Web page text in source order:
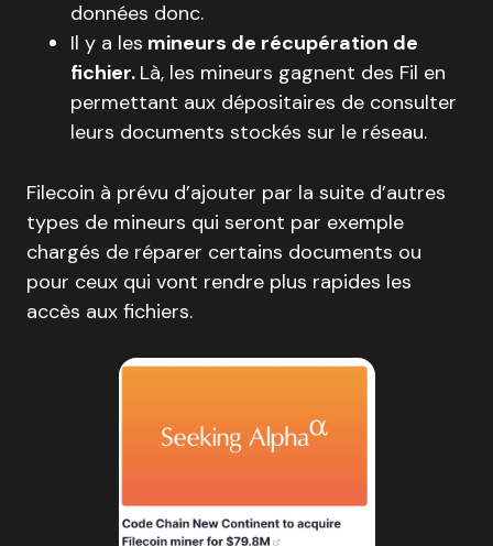
données donc.
Il y a les mineurs de récupération de
fichier. Là, les mineurs gagnent des Fil en
permettant aux dépositaires de consulter
leurs documents stockés sur le réseau.
Filecoin à prévu d’ajouter par la suite d’autres
types de mineurs qui seront par exemple
chargés de réparer certains documents ou
pour ceux qui vont rendre plus rapides les
accès aux fichiers.